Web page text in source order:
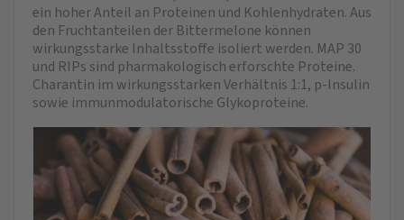
ein hoher Anteil an Proteinen und Kohlenhydraten. Aus
den Fruchtanteilen der Bittermelone können
wirkungsstarke Inhaltsstoffe isoliert werden. MAP 30
und RIPs sind pharmakologisch erforschte Proteine.
Charantin im wirkungsstarken Verhältnis 1:1, p-Insulin
sowie immunmodulatorische Glykoproteine.